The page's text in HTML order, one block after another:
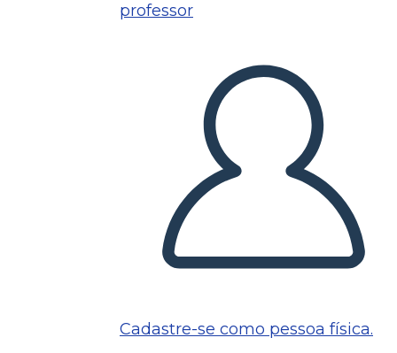
professor
Cadastre-se como pessoa física.